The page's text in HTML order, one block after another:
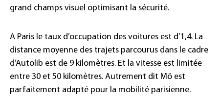
grand champs visuel optimisant la sécurité.
A Paris le taux d’occupation des voitures est d’1,4. La
distance moyenne des trajets parcourus dans le cadre
d’Autolib est de 9 kilomètres. Et la vitesse est limitée
entre 30 et 50 kilomètres. Autrement dit Mö est
parfaitement adapté pour la mobilité parisienne.